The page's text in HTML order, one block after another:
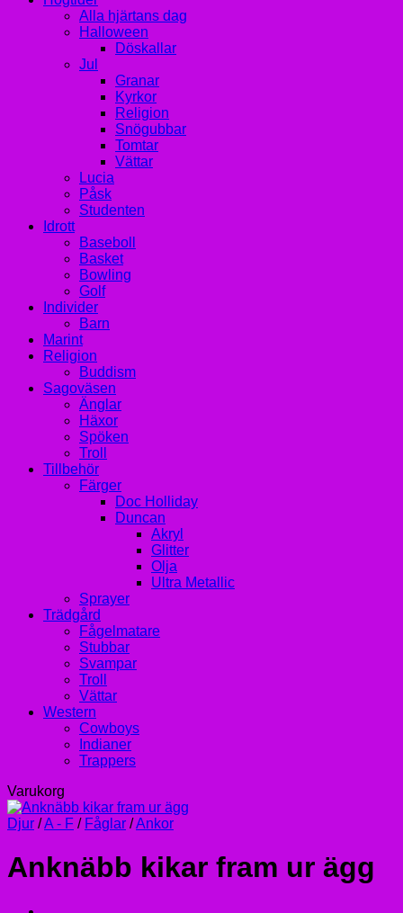
Alla hjärtans dag
Halloween
Döskallar
Jul
Granar
Kyrkor
Religion
Snögubbar
Tomtar
Vättar
Lucia
Påsk
Studenten
Idrott
Baseboll
Basket
Bowling
Golf
Individer
Barn
Marint
Religion
Buddism
Sagoväsen
Änglar
Häxor
Spöken
Troll
Tillbehör
Färger
Doc Holliday
Duncan
Akryl
Glitter
Olja
Ultra Metallic
Sprayer
Trädgård
Fågelmatare
Stubbar
Svampar
Troll
Vättar
Western
Cowboys
Indianer
Trappers
Varukorg
Djur /A - F / Fåglar /Ankor
Anknäbb kikar fram ur ägg